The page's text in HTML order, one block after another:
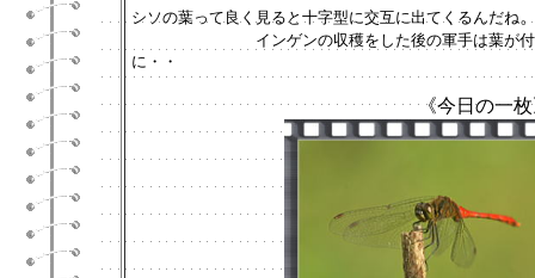
シソの葉って良く見ると十字型に交互に出てくるんだね
インゲンの収穫をした後の軍手は葉が付い
に・・
《今日の一枚